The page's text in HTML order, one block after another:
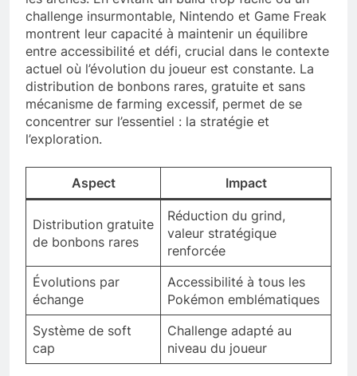
challenge insurmontable, Nintendo et Game Freak
montrent leur capacité à maintenir un équilibre
entre accessibilité et défi, crucial dans le contexte
actuel où l’évolution du joueur est constante. La
distribution de bonbons rares, gratuite et sans
mécanisme de farming excessif, permet de se
concentrer sur l’essentiel : la stratégie et
l’exploration.
Aspect Impact
Distribution gratuite
de bonbons rares
Réduction du grind,
valeur stratégique
renforcée
Évolutions par
échange
Accessibilité à tous les
Pokémon emblématiques
Système de soft
cap
Challenge adapté au
niveau du joueur